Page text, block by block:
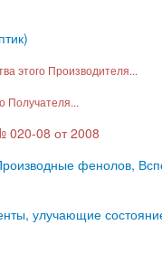
этого Производителя...
Получателя...
020-08 от 2008
фенолов,
улучающие